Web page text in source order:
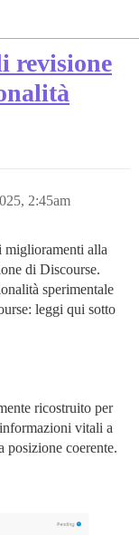
revisione
2:45am
miglioramenti alla
di Discourse.
sperimentale
leggi qui sotto
ricostruito per
vitali a
posizione coerente.